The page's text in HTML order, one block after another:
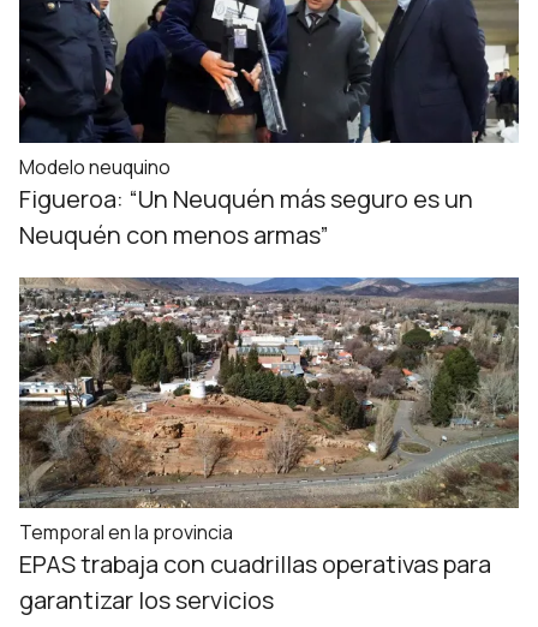
Modelo neuquino
Figueroa: “Un Neuquén más seguro es un
Neuquén con menos armas”
Temporal en la provincia
EPAS trabaja con cuadrillas operativas para
garantizar los servicios